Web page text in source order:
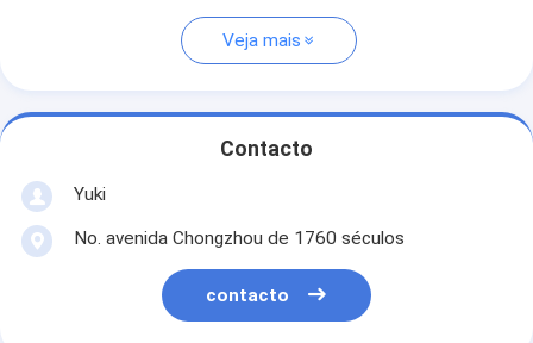
Veja mais
Contacto
Yuki
No. avenida Chongzhou de 1760 séculos
contacto